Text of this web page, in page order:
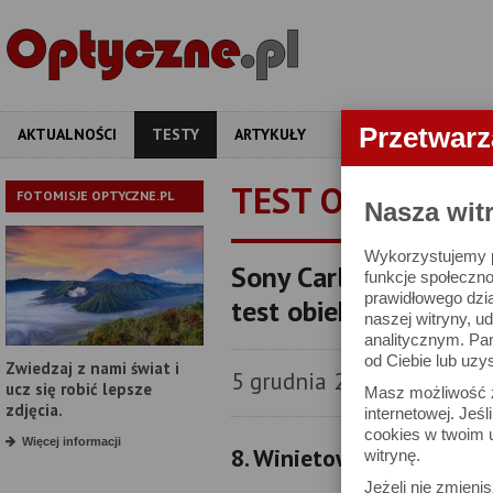
Nasza
Wykorzystujemy
funkcje
prawidłowego
naszej witryny,
analitycznym.
od Ciebie lub
Masz możliwość
internetowej.
cookies w twoim
witrynę.
Jeżeli nie
AKTUALNOŚCI TESTY ARTYKUŁY APARATY
FOTOMISJE OPTYCZNE.PL
Zwiedzaj z nami świat i
ucz się robić lepsze
zdjęcia.
Więcej informacji
TEST
Sony Carl Zeiss
test obiektywu
5 grudnia 2007
8. Winietowanie